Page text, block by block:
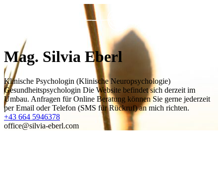
Mag. Silvia Eberl
Klinische Psychologin (Klinische Neuropsychologie)
Gesundheitspsychologin Die Website befindet sich derzeit im
Umbau. Anfragen für Online Beratung können Sie gerne jederzeit
per Email oder Telefon (SMS für Rückruf) an mich richten.
+43 664 5946378
office@silvia-eberl.com